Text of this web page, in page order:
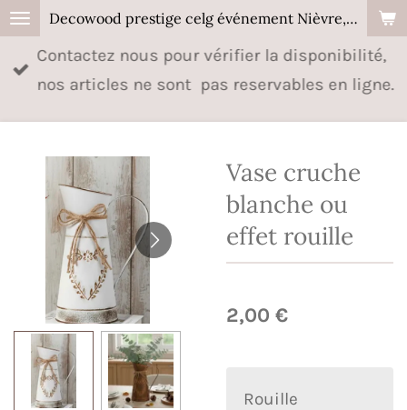
Passer
contenu
Decowood prestige celg événement Nièvre, Cher, Allier.
Contactez nous pour vérifier la disponibilité,
nos articles ne sont pas reservables en ligne.
Vase cruche
blanche ou
effet rouille
2,00 €
Rouille